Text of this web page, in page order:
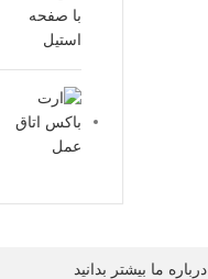
درباره ما بیشتر بدانید